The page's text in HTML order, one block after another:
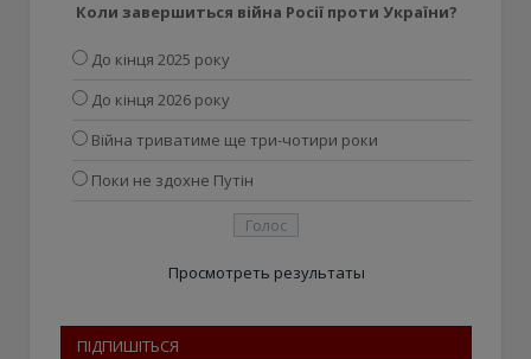
Коли завершиться війна Росії проти України?
До кінця 2025 року
До кінця 2026 року
Війна триватиме ще три-чотири роки
Поки не здохне Путін
Просмотреть результаты
ПІДПИШІТЬСЯ